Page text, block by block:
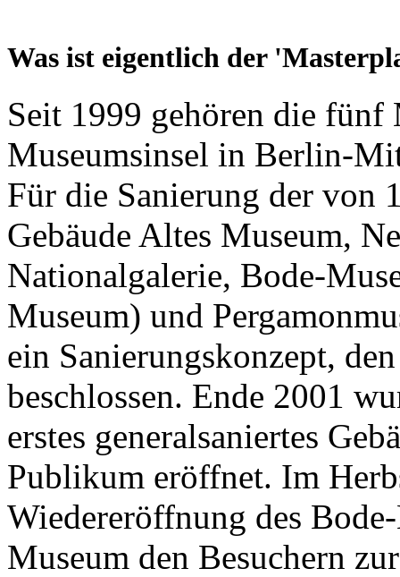
Was ist eigentlich der
Seit 1999 gehören die fünf
Museumsinsel in Berlin-
Für die Sanierung der von
Gebäude Altes Museum,
Nationalgalerie, Bode-
Museum) und
ein Sanierungskonzept,
beschlossen. Ende 2001
erstes generalsaniertes
Publikum eröffnet. Im
Wiedereröffnung des
Museum den Besuchern